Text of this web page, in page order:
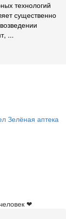
технологий
существенно
...
Зелёная аптека
❤